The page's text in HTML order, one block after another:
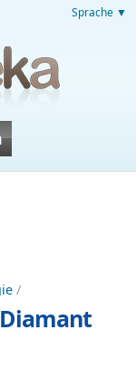
Sprache ▼
/